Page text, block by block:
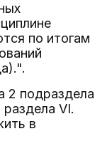
по итогам
2 подраздела
VI.
в